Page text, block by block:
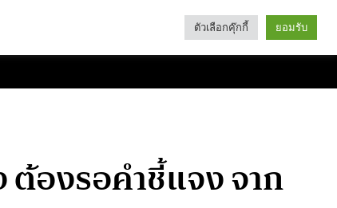
Categories
องรอคำชี้แจง จาก
ตัวเลือกคุ๊กกี้ ยอมรับ